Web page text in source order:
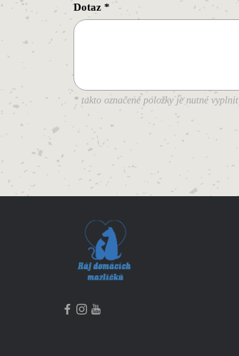
Dotaz *
* takto označené položky je nutné vyplnit